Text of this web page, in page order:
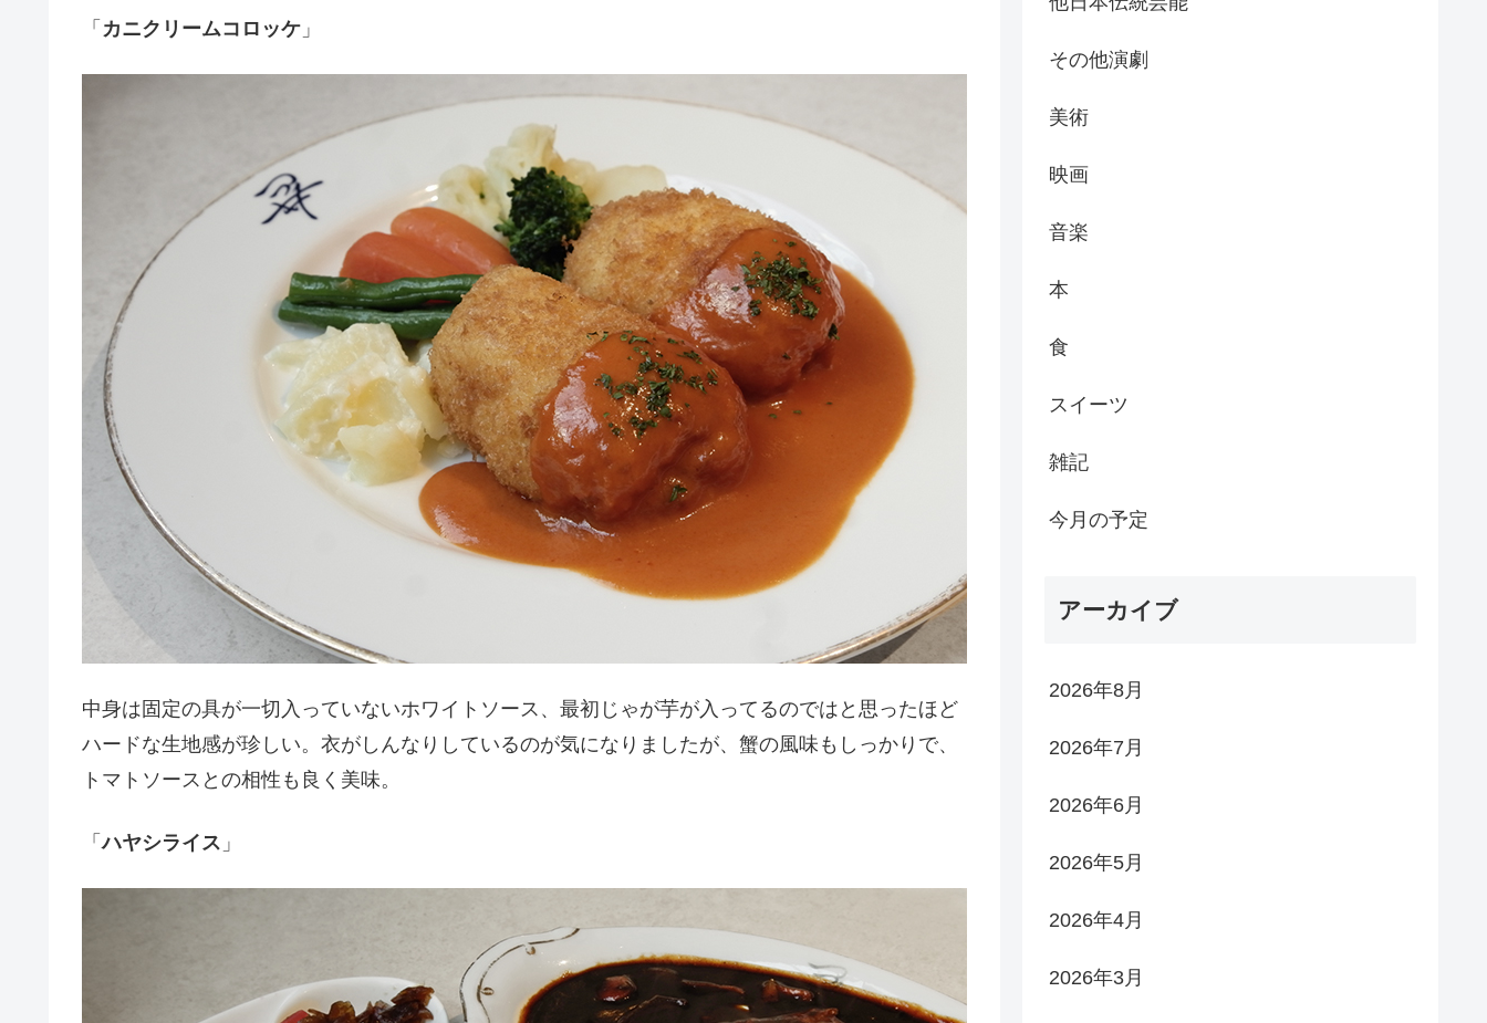
「 カニクリームコロッケ 」
中身は固定の具が一切入っていないホワイトソース、最初じゃが芋が入ってるのではと思ったほど
ハードな生地感が珍しい。衣がしんなりしているのが気になりましたが、蟹の風味もしっかりで、
トマトソースとの相性も良く美味。
「ハヤシライス 」
その他演劇
美術
映画
音楽
本
食
スイーツ
雑記
今月の予定
アーカイブ
2026年8月
2026年7月
2026年6月
2026年5月
2026年4月
2026年3月